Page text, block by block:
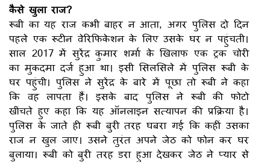
कैसे खुला राज?
रूबी का यह राज कभी बाहर न आता, अगर पुलिस दो दिन
पहले एक रूटीन वेरिफिकेशन के लिए उसके घर न पहुंचती।
साल 2017 में सुरेंद्र कुमार शर्मा के खिलाफ एक ट्रक चोरी
का मुकदमा दर्ज हुआ था। इसी सिलसिले में पुलिस रूबी के
घर पहुंची। पुलिस ने सुरेंद्र के बारे में पूछा तो रूबी ने कहा
कि वह लापता हैं। इसके बाद पुलिस ने रूबी की फोटो
खींचते हुए कहा कि यह ऑनलाइन सत्यापन की प्रक्रिया है।
पुलिस के जाते ही रूबी बुरी तरह घबरा गई कि कहीं उसका
राज न खुल जाए। उसने तुरंत अपने जेठ को फोन कर घर
बुलाया। रूबी को बुरी तरह डरा हुआ देखकर जेठ ने प्यार से